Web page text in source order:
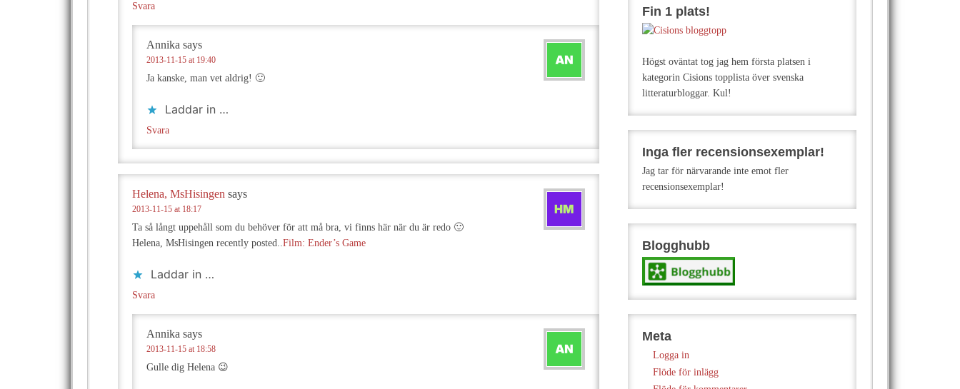
Svara
Annika says
2013-11-15 at 19:40
Ja kanske, man vet aldrig! 🙂
Laddar in …
Svara
Helena, MsHisingen says
2013-11-15 at 18:17
Ta så långt uppehåll som du behöver för att må bra, vi finns här när du är redo 🙂
Helena, MsHisingen recently posted..Film: Ender’s Game
Laddar in …
Svara
Annika says
2013-11-15 at 18:58
Gulle dig Helena 😉
Fin 1 plats!
Högst oväntat tog jag hem första platsen i
kategorin Cisions topplista över svenska
litteraturbloggar. Kul!
Inga fler recensionsexemplar!
Jag tar för närvarande inte emot fler
recensionsexemplar!
Blogghubb
Meta
Logga in
Flöde för inlägg